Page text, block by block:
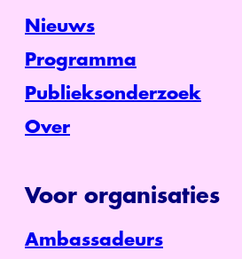
Nieuws
Programma
Publieksonderzoek
Over
Voor organisaties
Ambassadeurs